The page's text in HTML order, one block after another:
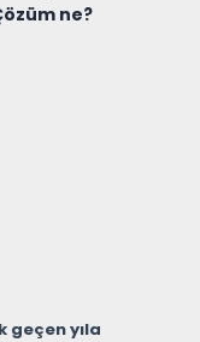
ne?
geçen yıla